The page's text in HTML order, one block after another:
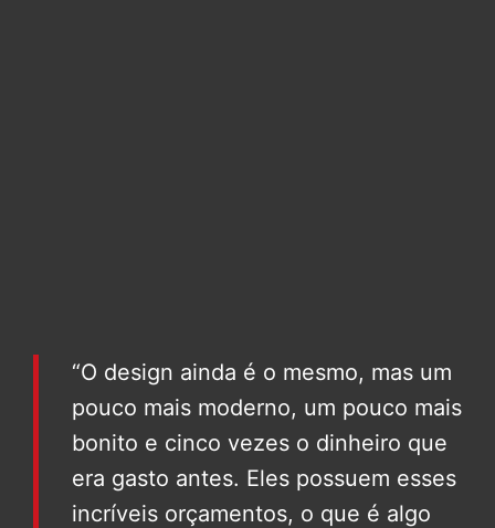
“O design ainda é o mesmo, mas um
pouco mais moderno, um pouco mais
bonito e cinco vezes o dinheiro que
era gasto antes. Eles possuem esses
incríveis orçamentos, o que é algo